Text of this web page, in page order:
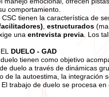
comportamiento.
tienen la característica de
estructurados
una entrevista previa . Los
DUELO - GAD
tienen como objetivo
duelo a través de dinámicas
de la autoestima, la integración
trabajo de duelo se procesa en